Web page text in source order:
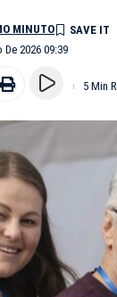
2026 09:39
MINUTO
5 Min